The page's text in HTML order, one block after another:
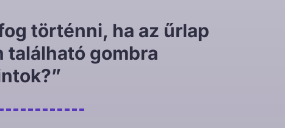
történni, ha az űrlap
található gombra